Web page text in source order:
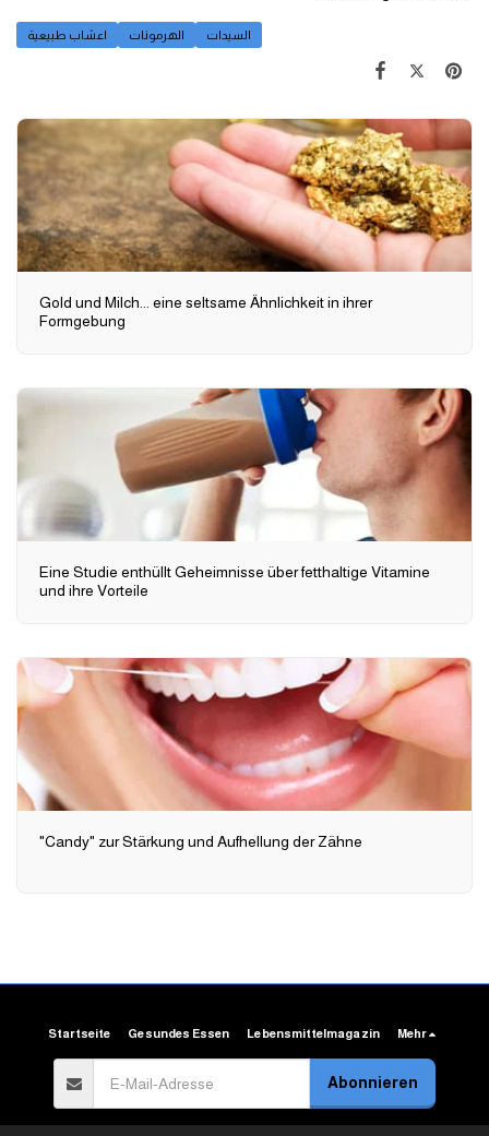
اعشاب طبيعية الهرمونات السيدات
Gold und Milch... eine seltsame Ähnlichkeit in ihrer
Formgebung
Eine Studie enthüllt Geheimnisse über fetthaltige Vitamine
und ihre Vorteile
"Candy" zur Stärkung und Aufhellung der Zähne
Startseite Gesundes Essen Lebensmittelmagazin Mehr
Abonnieren